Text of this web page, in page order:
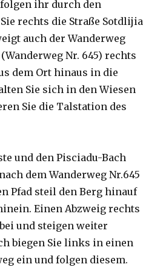
ihr durch den
rechts die Straße Sotdlijia
auch der Wanderweg
Nr. 645) rechts
dem Ort hinaus in die
Sie sich in den Wiesen
Sie die Talstation des
und den Pisciadu-Bach
dem Wanderweg Nr.645
Pfad steil den Berg hinauf
Einen Abzweig rechts
und steigen weiter
biegen Sie links in einen
ein und folgen diesem.